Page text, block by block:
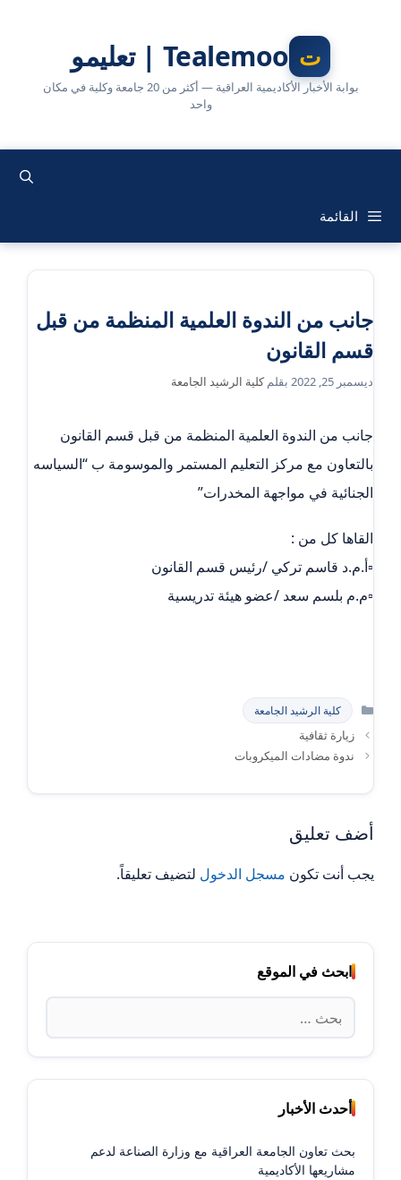
Tealemoo | تعليمو
بوابة الأخبار الأكاديمية العراقية — أكثر من 20 جامعة وكلية في مكان
واحد
القائمة
جانب من الندوة العلمية المنظمة من قبل
قسم القانون
ديسمبر 25, 2022 بقلمكلية الرشيد الجامعة
جانب من الندوة العلمية المنظمة من قبل قسم القانون
بالتعاون مع مركز التعليم المستمر والموسومة ب “السياسه
الجنائية في مواجهة المخدرات”
القاها كل من :
▫️أ.م.د قاسم تركي /رئيس قسم القانون
▫️م.م بلسم سعد /عضو هيئة تدريسية
التصنيفات
كلية الرشيد الجامعة
زيارة ثقافية
ندوة مضادات الميكروبات
أضف تعليق
يجب أنت تكون مسجل الدخول لتضيف تعليقاً.
ابحث في الموقع
البحث
عن:
أحدث الأخبار
بحث تعاون الجامعة العراقية مع وزارة الصناعة لدعم
مشاريعها الأكاديمية